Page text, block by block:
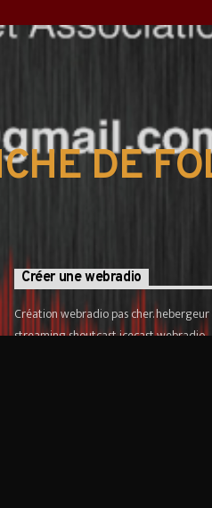
DE
Créer une webradio
Création webradio pas cher.
streaming shoutcast icecast webradio.